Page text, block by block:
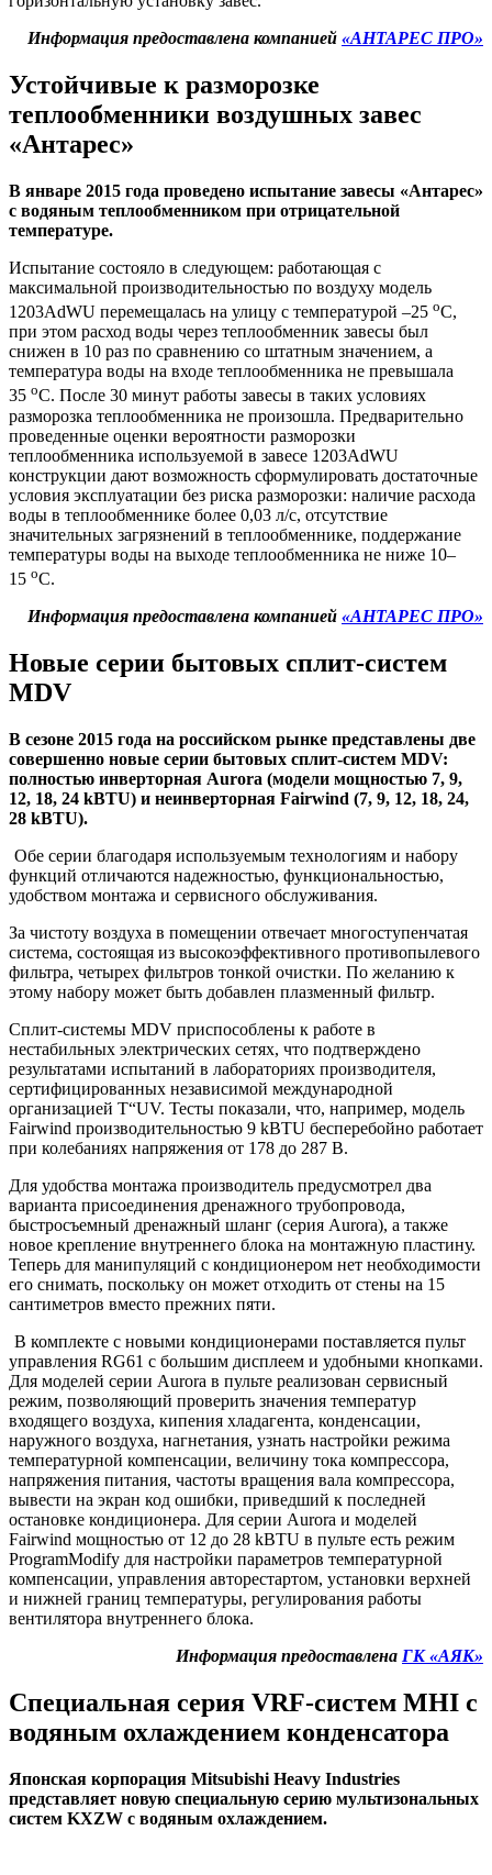
Информация предоставлена компанией «АНТАРЕС ПРО»
Устойчивые к разморозке
теплообменники воздушных завес
«Антарес»
В январе 2015 года проведено испытание завесы «Антарес»
с водяным теплообменником при отрицательной
температуре.
Испытание состояло в следующем: работающая с
максимальной производительностью по воздуху модель
1203AdWU перемещалась на улицу с температурой –25 оС,
при этом расход воды через теплообменник завесы был
снижен в 10 раз по сравнению со штатным значением, а
температура воды на входе теплообменника не превышала
35 оС. После 30 минут работы завесы в таких условиях
разморозка теплообменника не произошла. Предварительно
проведенные оценки вероятности разморозки
теплообменника используемой в завесе 1203AdWU
конструкции дают возможность сформулировать достаточные
условия эксплуатации без риска разморозки: наличие расхода
воды в теплообменнике более 0,03 л/с, отсутствие
значительных загрязнений в теплообменнике, поддержание
температуры воды на выходе теплообменника не ниже 10–
15 оС.
Информация предоставлена компанией «АНТАРЕС ПРО»
Новые серии бытовых сплит-систем
MDV
В сезоне 2015 года на российском рынке представлены две
совершенно новые серии бытовых сплит-систем MDV:
полностью инверторная Aurora (модели мощностью 7, 9,
12, 18, 24 kBTU) и неинверторная Fairwind (7, 9, 12, 18, 24,
28 kBTU).
Обе серии благодаря используемым технологиям и набору
функций отличаются надежностью, функциональностью,
удобством монтажа и сервисного обслуживания.
За чистоту воздуха в помещении отвечает многоступенчатая
система, состоящая из высокоэффективного противопылевого
фильтра, четырех фильтров тонкой очистки. По желанию к
этому набору может быть добавлен плазменный фильтр.
Сплит-системы MDV приспособлены к работе в
нестабильных электрических сетях, что подтверждено
результатами испытаний в лабораториях производителя,
сертифицированных независимой международной
организацией T“UV. Тесты показали, что, например, модель
Fairwind производительностью 9 kBTU бесперебойно работает
при колебаниях напряжения от 178 до 287 В.
Для удобства монтажа производитель предусмотрел два
варианта присоединения дренажного трубопровода,
быстросъемный дренажный шланг (серия Aurora), а также
новое крепление внутреннего блока на монтажную пластину.
Теперь для манипуляций с кондиционером нет необходимости
его снимать, поскольку он может отходить от стены на 15
сантиметров вместо прежних пяти.
В комплекте с новыми кондиционерами поставляется пульт
управления RG61 с большим дисплеем и удобными кнопками.
Для моделей серии Aurora в пульте реализован сервисный
режим, позволяющий проверить значения температур
входящего воздуха, кипения хладагента, конденсации,
наружного воздуха, нагнетания, узнать настройки режима
температурной компенсации, величину тока компрессора,
напряжения питания, частоты вращения вала компрессора,
вывести на экран код ошибки, приведший к последней
остановке кондиционера. Для серии Aurora и моделей
Fairwind мощностью от 12 до 28 kBTU в пульте есть режим
ProgramModify для настройки параметров температурной
компенсации, управления авторестартом, установки верхней
и нижней границ температуры, регулирования работы
вентилятора внутреннего блока.
Информация предоставлена ГК «АЯК»
Специальная серия VRF-систем MHI с
водяным охлаждением конденсатора
Японская корпорация Mitsubishi Heavy Industries
представляет новую специальную серию мультизональных
систем KXZW с водяным охлаждением.